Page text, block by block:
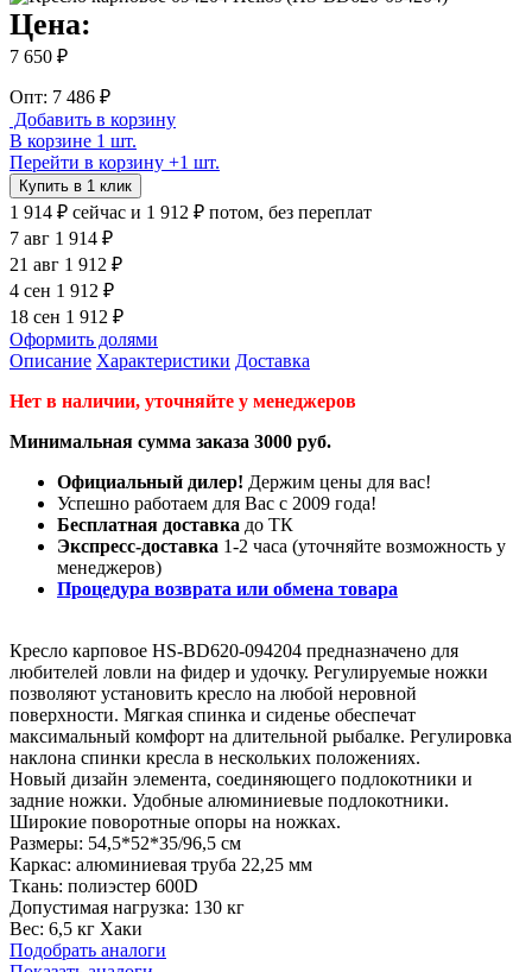
Цена:
7 650 ₽
Опт: 7 486 ₽
Добавить в корзину
В корзине 1 шт.
Перейти в корзину +1 шт.
Купить в 1 клик
1 914 ₽ сейчас и 1 912 ₽ потом, без переплат
7 авг 1 914 ₽
21 авг 1 912 ₽
4 сен 1 912 ₽
18 сен 1 912 ₽
Оформить долями
Описание Характеристики Доставка
Нет в наличии, уточняйте у менеджеров
Минимальная сумма заказа 3000 руб.
Официальный дилер! Держим цены для вас!
Успешно работаем для Вас с 2009 года!
Бесплатная доставка до ТК
Экспресс-доставка 1-2 часа (уточняйте возможность у
менеджеров)
Процедура возврата или обмена товара
Кресло карповое HS-BD620-094204 предназначено для
любителей ловли на фидер и удочку. Регулируемые ножки
позволяют установить кресло на любой неровной
поверхности. Мягкая спинка и сиденье обеспечат
максимальный комфорт на длительной рыбалке. Регулировка
наклона спинки кресла в нескольких положениях.
Новый дизайн элемента, соединяющего подлокотники и
задние ножки. Удобные алюминиевые подлокотники.
Широкие поворотные опоры на ножках.
Размеры: 54,5*52*35/96,5 см
Каркас: алюминиевая труба 22,25 мм
Ткань: полиэстер 600D
Допустимая нагрузка: 130 кг
Вес: 6,5 кг Хаки
Подобрать аналоги